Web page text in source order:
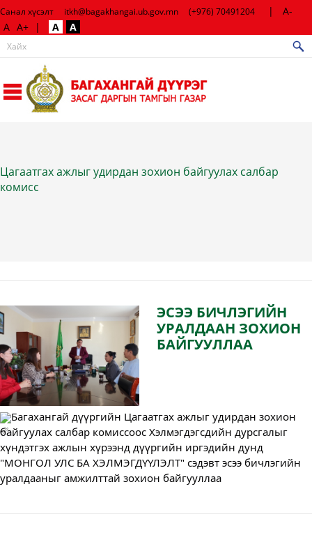
Санал хүсэлт itkh@bagakhangai.ub.gov.mn (+976) 70491204 |
A-
A A+ | A A
Цагаатгах ажлыг удирдан зохион байгуулах салбар
комисс
ЭСЭЭ БИЧЛЭГИЙН
УРАЛДААН ЗОХИОН
БАЙГУУЛЛАА
Багахангай дүүргийн Цагаатгах ажлыг удирдан зохион
байгуулах салбар комиссоос Хэлмэгдэгсдийн дурсгалыг
хүндэтгэх ажлын хүрээнд дүүргийн иргэдийн дунд
"МОНГОЛ УЛС БА ХЭЛМЭГДҮҮЛЭЛТ" сэдэвт эсээ бичлэгийн
уралдааныг амжилттай зохион байгууллаа